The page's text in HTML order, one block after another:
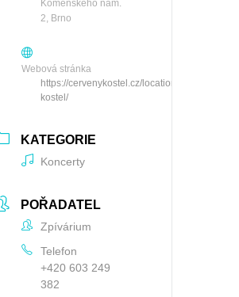
Komenského nám.
2, Brno
Webová stránka
https://cervenykostel.cz/locations/cerveny-
kostel/
KATEGORIE
Koncerty
POŘADATEL
Zpívárium
Telefon
+420 603 249
382